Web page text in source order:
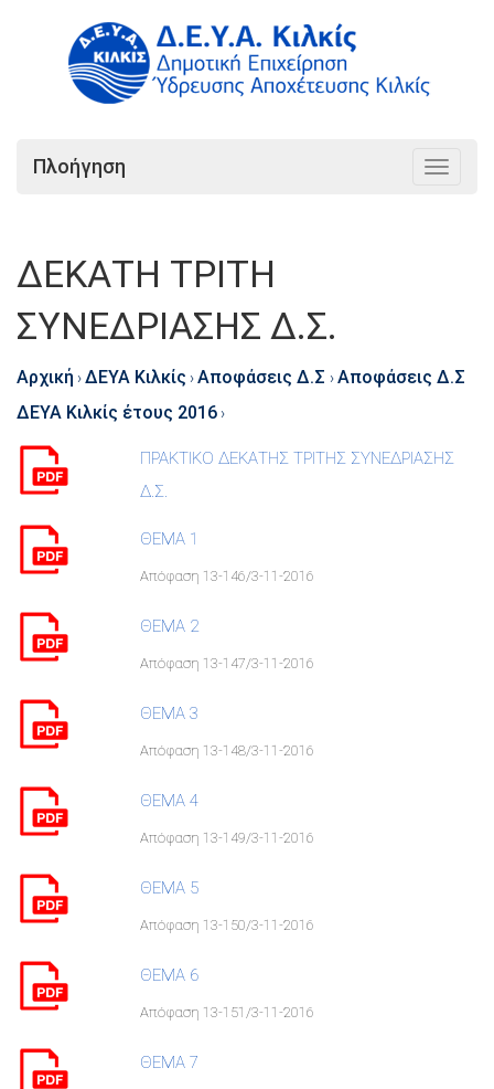
Toggle
Πλοήγηση
ΔΕΚΑΤΗ ΤΡΙΤΗ
ΣΥΝΕΔΡΙΑΣΗΣ Δ.Σ.
Αρχική ›ΔΕΥΑ Κιλκίς ›Αποφάσεις Δ.Σ ›Αποφάσεις Δ.Σ
ΔΕΥΑ Κιλκίς έτους 2016 ›
ΠΡΑΚΤΙΚΟ ΔΕΚΑΤΗΣ ΤΡΙΤΗΣ ΣΥΝΕΔΡΙΑΣΗΣ
Δ.Σ.
ΘΕΜΑ 1
Απόφαση 13-146/3-11-2016
ΘΕΜΑ 2
Απόφαση 13-147/3-11-2016
ΘΕΜΑ 3
Απόφαση 13-148/3-11-2016
ΘΕΜΑ 4
Απόφαση 13-149/3-11-2016
ΘΕΜΑ 5
Απόφαση 13-150/3-11-2016
ΘΕΜΑ 6
Απόφαση 13-151/3-11-2016
ΘΕΜΑ 7